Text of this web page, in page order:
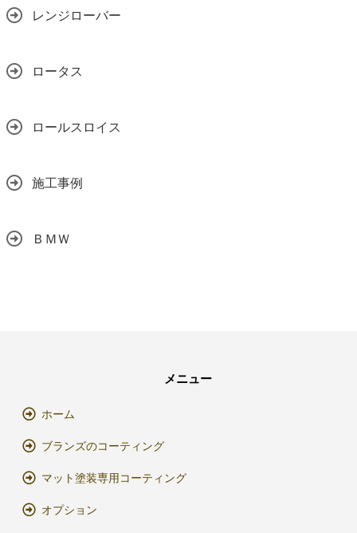
レンジローバー
ロータス
ロールスロイス
施工事例
ＢＭＷ
メニュー
ホーム
ブランズのコーティング
マット塗装専用コーティング
オプション